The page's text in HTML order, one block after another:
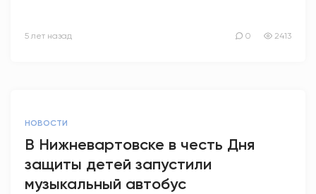
5 лет назад 0 2413
НОВОСТИ
В Нижневартовске в честь Дня
защиты детей запустили
музыкальный автобус